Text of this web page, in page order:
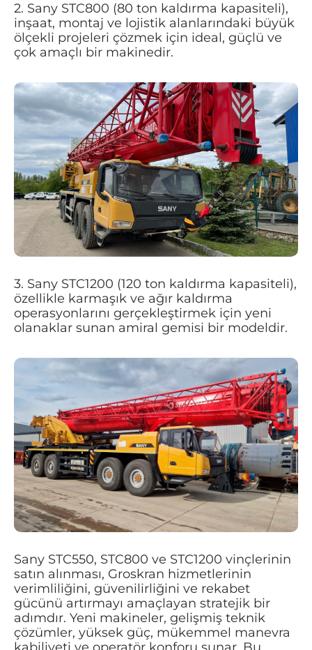
2. Sany STC800 (80 ton kaldırma kapasiteli),
inşaat, montaj ve lojistik alanlarındaki büyük
ölçekli projeleri çözmek için ideal, güçlü ve
çok amaçlı bir makinedir.
3. Sany STC1200 (120 ton kaldırma kapasiteli),
özellikle karmaşık ve ağır kaldırma
operasyonlarını gerçekleştirmek için yeni
olanaklar sunan amiral gemisi bir modeldir.
Sany STC550, STC800 ve STC1200 vinçlerinin
satın alınması, Groskran hizmetlerinin
verimliliğini, güvenilirliğini ve rekabet
gücünü artırmayı amaçlayan stratejik bir
adımdır. Yeni makineler, gelişmiş teknik
çözümler, yüksek güç, mükemmel manevra
kabiliyeti ve operatör konforu sunar. Bu